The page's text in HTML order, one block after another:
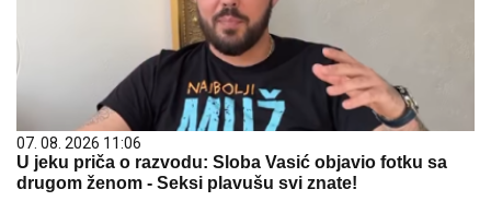
07. 08. 2026 11:06
U jeku priča o razvodu: Sloba Vasić objavio fotku sa
drugom ženom - Seksi plavušu svi znate!